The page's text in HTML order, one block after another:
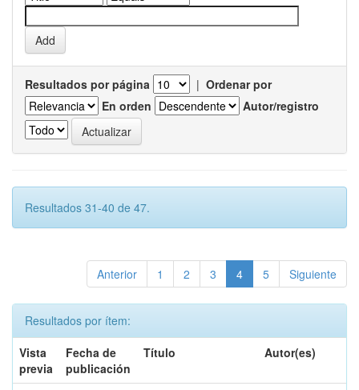
Resultados por página | Ordenar por
En orden
Autor/registro
Resultados 31-40 de 47.
Anterior 1 2 3 4 5 Siguiente
Resultados por ítem:
Vista
previa
Fecha de
publicación
Título Autor(es)